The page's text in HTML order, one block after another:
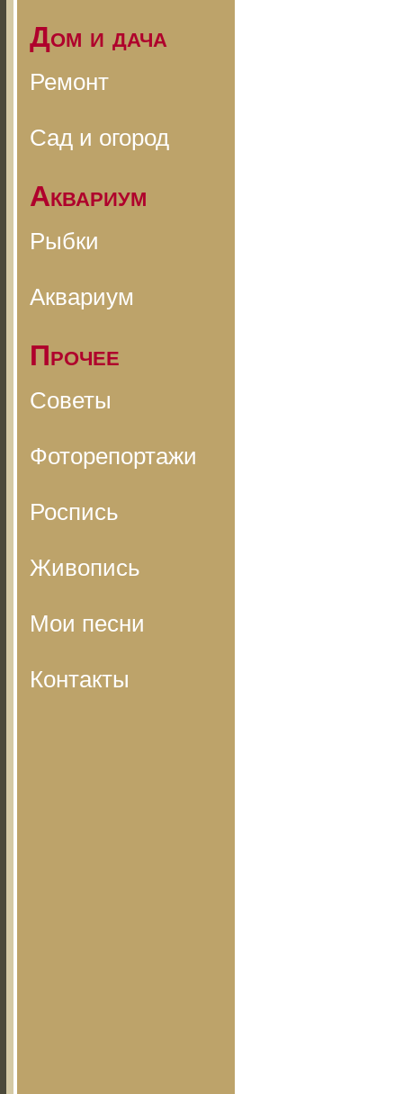
Дом и дача
Ремонт
Сад и огород
Аквариум
Рыбки
Аквариум
Прочее
Советы
Фоторепортажи
Роспись
Живопись
Мои песни
Контакты